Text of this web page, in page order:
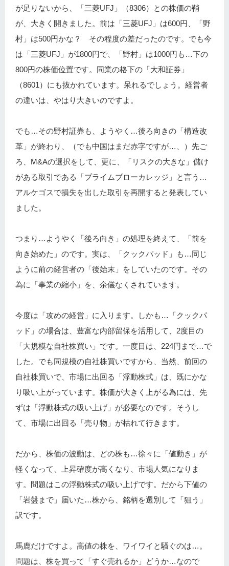
が足りないから、「三菱UFJ」（8306）との株価の鞘
が、大きく開きました。前は「三菱UFJ」は600円、「野
村」は500円かな？ その程度の差だったのです。でも今
は「三菱UFJ」が1800円で、「野村」は1000円も…下の
800円の株価位置です。同業の格下の「大和証券」
（8601）にも抜かれています。呆れるでしょう。経営者
の違いは、やはり大きいのですよ。
でも…その野村証券も、ようやく…後ろ向きの「構造改
革」が終わり、（でも中国はまだ赤字ですが…、）先ご
ろ、M&Aの選択をして、更に、「リスクの大きな」儲け
がある取引である「プライムブローカレッジ」と言う…
アルケゴスで損失を出した取引を再開すると発表してい
ました。
つまり…ようやく「後ろ向き」の処理を終えて、「前を
向き始めた」のです。実は、「クックパッド」も…同じ
ように前の経営者の「後始末」をしていたのです。その
為に「事業の縮小」を、余儀なくされています。
今度は「攻めの経営」に入ります。しかも…「クックパ
ッド」の場合は、豊富な内部留保を活用して、2度目の
「大規模な自社株買い」です。一度目は、224円まで…で
した。でも同規模の自社株買いですから、当然、前回の
自社株買いで、市場に出回る「浮動株式」は、既にかな
り吸い上がっています。株価が大きく上がる為には、先
ずは「浮動株式の吸い上げ」が必要なのです。そうし
て、市場に出回る「売り物」が枯れて行きます。
だから、株価の波動は、どの株も…徐々に「値動き」が
軽くなって、上昇確度が高くなり、市場人気になりま
す。問題はこの浮動株式の吸い上げです。だから下値の
「岩盤まで」届いた…株から、銘柄を選別して「狙う」
訳です。
馬鹿だけですよ。高値の株を、ワイワイと騒ぐのは…。
問題は、株を買って「すぐ売れるか」どうか…なので